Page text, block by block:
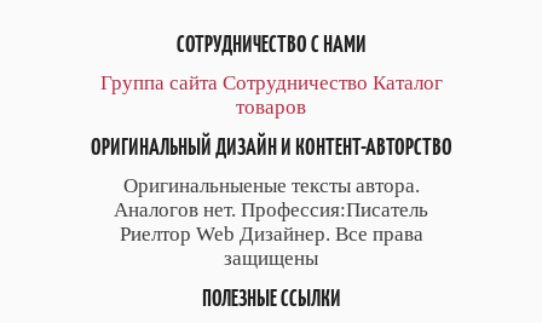
СОТРУДНИЧЕСТВО С НАМИ
Группа сайта Сотрудничество Каталог
товаров
ОРИГИНАЛЬНЫЙ ДИЗАЙН И КОНТЕНТ-АВТОРСТВО
Оригинальныеные тексты автора.
Аналогов нет. Профессия:Писатель
Риелтор Web Дизайнер. Все права
защищены
ПОЛЕЗНЫЕ ССЫЛКИ